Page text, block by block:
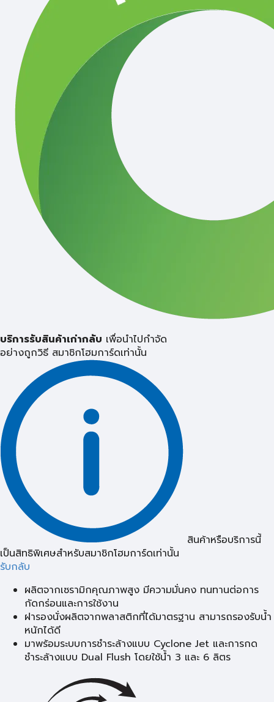
บริการรับสินค้าเก่ากลับ เพื่อนำไปกำจัด
อย่างถูกวิธี สมาชิกโฮมการ์ดเท่านั้น
สินค้าหรือบริการนี้
เป็นสิทธิพิเศษสำหรับสมาชิกโฮมการ์ดเท่านั้น
รับกลับ
ผลิตจากเซรามิกคุณภาพสูง มีความมั่นคง ทนทานต่อการ
กัดกร่อนและการใช้งาน
ฝารองนั่งผลิตจากพลาสติกที่ได้มาตรฐาน สามารถรองรับน้ำ
หนักได้ดี
มาพร้อมระบบการชำระล้างแบบ Cyclone Jet และการกด
ชำระล้างแบบ Dual Flush โดยใช้น้ำ 3 และ 6 ลิตร